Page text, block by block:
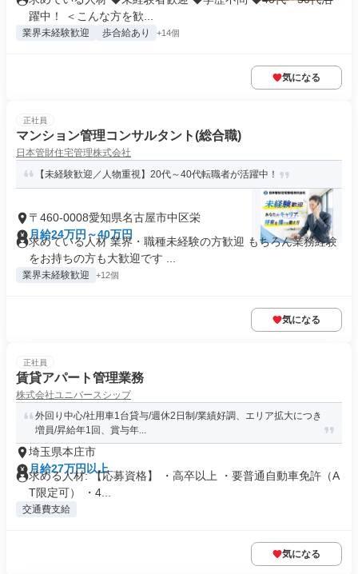
躍中！ ＜こんな方を歓...
業界未経験歓迎 歩合給あり +14個
気になる
正社員
マンション管理コンサルタント(総合職)
日本管財住宅管理株式会社
【未経験歓迎／人物重視】20代～40代転職者が活躍中！
〒460-0008愛知県名古屋市中区栄
月給24万円～40万円
求めている人材 業界・職種未経験の方歓迎 もちろん業務経験
をお持ちの方も大歓迎です ...
業界未経験歓迎 +12個
気になる
正社員
賃貸アパート管理業務
株式会社ユニバースシップ
外回り中心/社用車1台貸与/週休2日制/業績好調、エリア拡大につき
増員/昇給年1回、賞与年...
埼玉県本庄市
月給27万円以上
求める人材: 【応募資格】 ・高卒以上 ・要普通自動車免許（A
T限定可） ・4...
交通費支給
気になる